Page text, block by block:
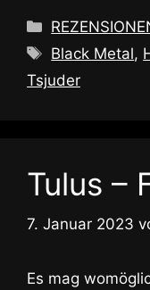
Kategorien
Schlagwörter
Black Metal,
Tsjuder
Tulus –
7. Januar 2023
Es mag